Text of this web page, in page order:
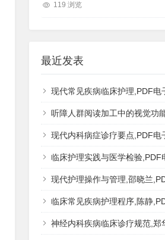
119 浏览
最近发表
现代常见疾病临床护理,PDF电子书下载
听障人群阅读加工中的视觉功能补偿现象,秦钊,PDF电
现代内科病症诊疗要点,PDF电子书下载
临床护理实践与医学检验,PDF电子书下载
现代护理操作与管理,邵晓兰,PDF电子书下载
临床常见疾病护理程序,陈静,PDF电子书下载
神经内科疾病临床诊疗规范,郑华燕,PDF电子书下